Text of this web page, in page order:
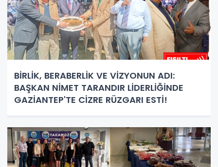
BİRLİK, BERABERLİK VE VİZYONUN ADI:
BAŞKAN NİMET TARANDIR LİDERLİĞİNDE
GAZİANTEP'TE CİZRE RÜZGARI ESTİ!